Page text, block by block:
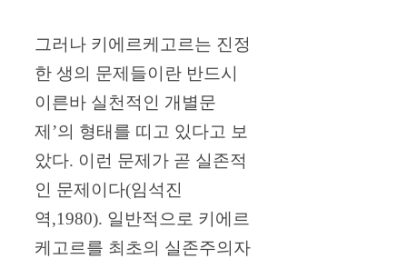
그러나 키에르케고르는 진정
한 생의 문제들이란 반드시
이른바 실천적인 개별문
제’의 형태를 띠고 있다고 보
았다. 이런 문제가 곧 실존적
인 문제이다(임석진
역,1980). 일반적으로 키에르
케고르를 최초의 실존주의자